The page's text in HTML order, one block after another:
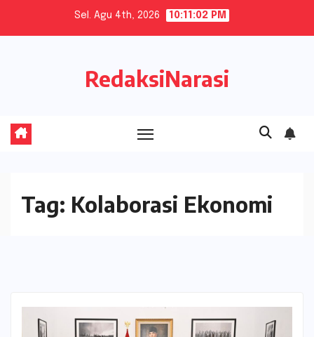
Sel. Agu 4th, 2026 10:11:03 PM
RedaksiNarasi
Tag: Kolaborasi Ekonomi